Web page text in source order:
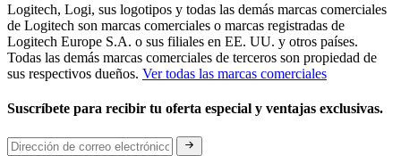
Logitech, Logi, sus logotipos y todas las demás marcas comerciales
de Logitech son marcas comerciales o marcas registradas de
Logitech Europe S.A. o sus filiales en EE. UU. y otros países.
Todas las demás marcas comerciales de terceros son propiedad de
sus respectivos dueños. Ver todas las marcas comerciales
Suscríbete para recibir tu oferta especial y ventajas exclusivas.